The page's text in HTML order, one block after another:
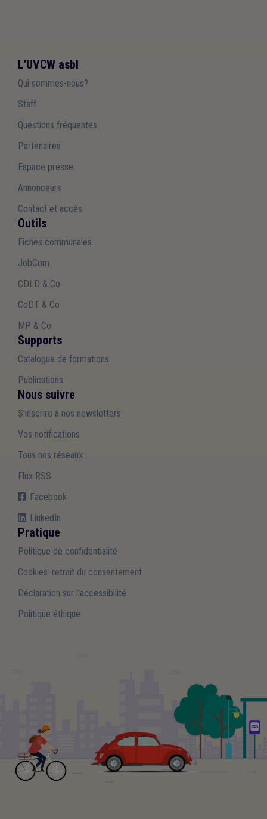
L'UVCW asbl
Qui sommes-nous?
Staff
Questions fréquentes
Partenaires
Espace presse
Annonceurs
Contact et accès
Outils
Fiches communales
JobCom
CDLD & Co
CoDT & Co
MP & Co
Supports
Catalogue de formations
Publications
Nous suivre
S'inscrire à nos newsletters
Vos notifications
Tous nos réseaux
Flux RSS
Facebook
LinkedIn
Pratique
Politique de confidentialité
Cookies: retrait du consentement
Déclaration sur l'accessibilité
Politique éthique